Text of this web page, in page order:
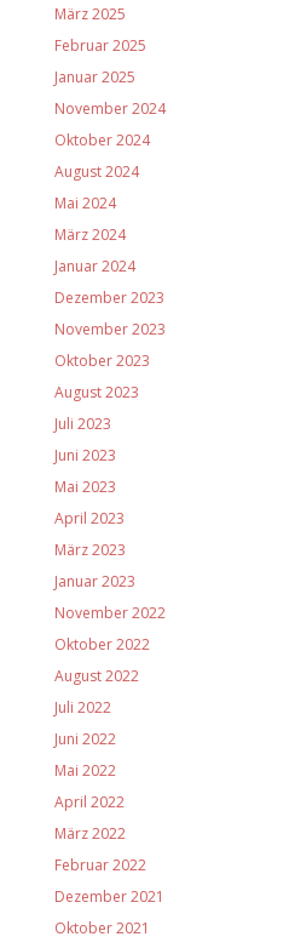
März 2025
Februar 2025
Januar 2025
November 2024
Oktober 2024
August 2024
Mai 2024
März 2024
Januar 2024
Dezember 2023
November 2023
Oktober 2023
August 2023
Juli 2023
Juni 2023
Mai 2023
April 2023
März 2023
Januar 2023
November 2022
Oktober 2022
August 2022
Juli 2022
Juni 2022
Mai 2022
April 2022
März 2022
Februar 2022
Dezember 2021
Oktober 2021